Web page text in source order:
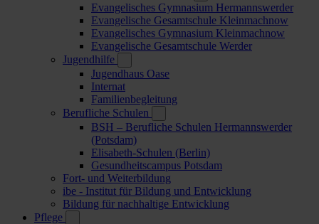
Evangelisches Gymnasium Hermannswerder
Evangelische Gesamtschule Kleinmachnow
Evangelisches Gymnasium Kleinmachnow
Evangelische Gesamtschule Werder
Jugendhilfe
Jugendhaus Oase
Internat
Familienbegleitung
Berufliche Schulen
BSH – Berufliche Schulen Hermannswerder
(Potsdam)
Elisabeth-Schulen (Berlin)
Gesundheitscampus Potsdam
Fort- und Weiterbildung
ibe - Institut für Bildung und Entwicklung
Bildung für nachhaltige Entwicklung
Pflege